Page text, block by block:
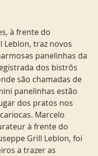
à frente do
Leblon, traz novos
panelinhas da
dos bistrôs
são chamadas de
panelinhas estão
dos pratos nos
Marcelo
à frente do
Grill Leblon, foi
a trazer as